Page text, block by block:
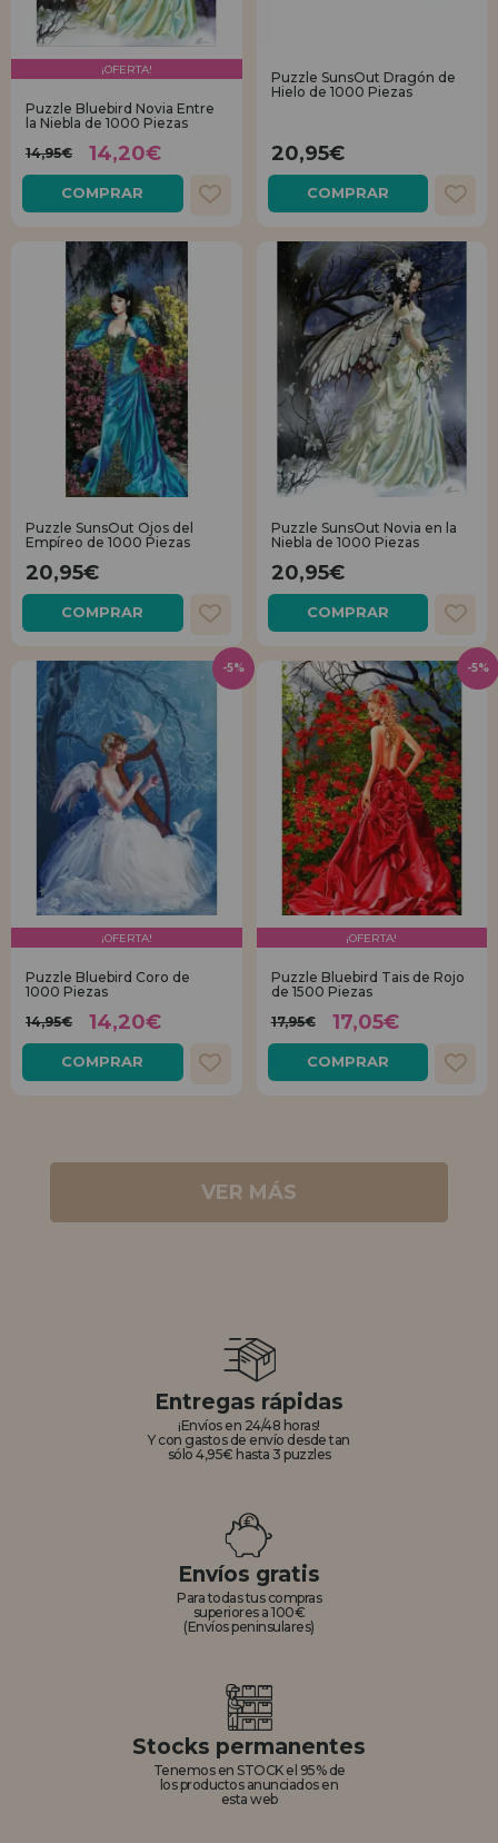
¡OFERTA!
Puzzle Bluebird Novia Entre
la Niebla de 1000 Piezas
14,95€
14,20€
COMPRAR
Puzzle SunsOut Dragón de
Hielo de 1000 Piezas
20,95€
COMPRAR
Puzzle SunsOut Ojos del
Empíreo de 1000 Piezas
20,95€
COMPRAR
Puzzle SunsOut Novia en la
Niebla de 1000 Piezas
20,95€
COMPRAR
¡OFERTA!
Puzzle Bluebird Coro de
1000 Piezas
14,95€
14,20€
COMPRAR
-5%
¡OFERTA!
Puzzle Bluebird Tais de Rojo
de 1500 Piezas
17,95€
17,05€
COMPRAR
-5%
VER MÁS
Entregas rápidas
¡Envíos en 24/48 horas!
Y con gastos de envío desde tan
sólo 4,95€ hasta 3 puzzles
Envíos gratis
Para todas tus compras
superiores a 100€
(Envíos peninsulares)
Stocks permanentes
Tenemos en STOCK el 95% de
los productos anunciados en
esta web